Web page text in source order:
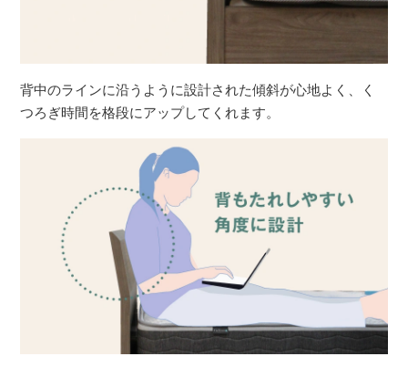
背中のラインに沿うように設計された傾斜が心地よく、く
つろぎ時間を格段にアップしてくれます。